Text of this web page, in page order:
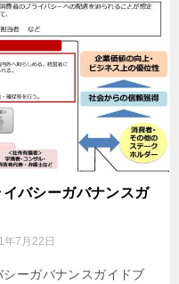
イバシーガバナンスガ
年7月22日
シーガバナンスガイドブ